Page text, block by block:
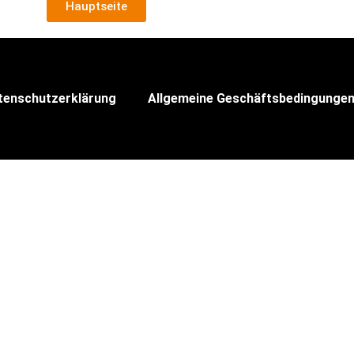
Hauptseite
Allgemeine Geschäftsbedingungen